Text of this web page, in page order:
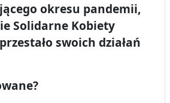
okresu pandemii,
Solidarne Kobiety
swoich działań
?